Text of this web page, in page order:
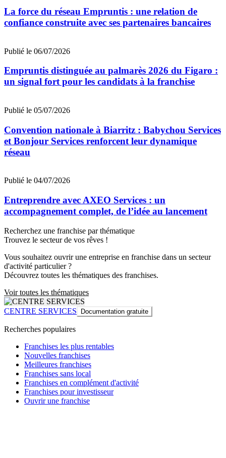
La force du réseau Empruntis : une relation de
confiance construite avec ses partenaires bancaires
Publié le 06/07/2026
Empruntis distinguée au palmarès 2026 du Figaro :
un signal fort pour les candidats à la franchise
Publié le 05/07/2026
Convention nationale à Biarritz : Babychou Services
et Bonjour Services renforcent leur dynamique
réseau
Publié le 04/07/2026
Entreprendre avec AXEO Services : un
accompagnement complet, de l’idée au lancement
Recherchez une franchise par thématique
Trouvez le secteur de vos rêves !
Vous souhaitez ouvrir une entreprise en franchise dans un secteur
d'activité particulier ?
Découvrez toutes les thématiques des franchises.
Voir toutes les thématiques
CENTRE SERVICES Documentation gratuite
Recherches populaires
Franchises les plus rentables
Nouvelles franchises
Meilleures franchises
Franchises sans local
Franchises en complément d'activité
Franchises pour investisseur
Ouvrir une franchise